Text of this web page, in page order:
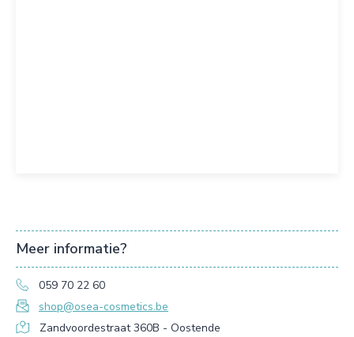
Meer informatie?
059 70 22 60
shop@osea-cosmetics.be
Zandvoordestraat 360B - Oostende